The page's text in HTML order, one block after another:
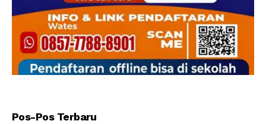
Pos-Pos Terbaru